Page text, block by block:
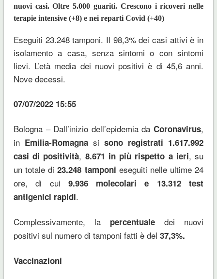
nuovi casi. Oltre 5.000 guariti. Crescono i ricoveri nelle
terapie intensive (+8) e nei reparti Covid (+40)
Eseguiti 23.248 tamponi. Il 98,3% dei casi attivi è in
isolamento a casa, senza sintomi o con sintomi
lievi. L’età media dei nuovi positivi è di 45,6 anni.
Nove decessi.
07/07/2022 15:55
Bologna – Dall’inizio dell’epidemia daCoronavirus,
in Emilia-Romagnasisono registrati 1.617.992
casi di positività, 8.671 in più rispetto a ieri, su
un totale di23.248 tamponi eseguiti nelle ultime 24
ore, di cui 9.936 molecolari e 13.312 test
antigenici rapidi.
Complessivamente, la percentuale dei nuovi
positivi sul numero di tamponi fatti è del 37,3%.
Vaccinazioni